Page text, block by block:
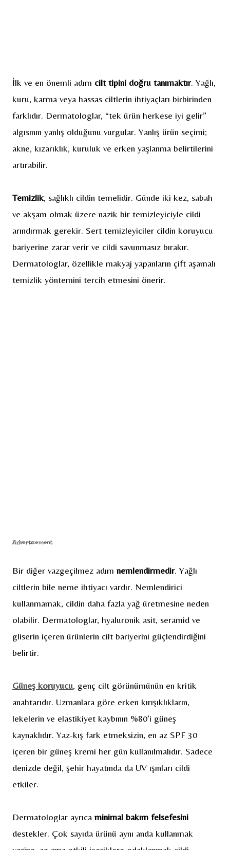
İlk ve en önemli adım cilt tipini doğru tanımaktır. Yağlı,
kuru, karma veya hassas ciltlerin ihtiyaçları birbirinden
farklıdır. Dermatologlar, “tek ürün herkese iyi gelir”
algısının yanlış olduğunu vurgular. Yanlış ürün seçimi;
akne, kızarıklık, kuruluk ve erken yaşlanma belirtilerini
artırabilir.
Temizlik, sağlıklı cildin temelidir. Günde iki kez, sabah
ve akşam olmak üzere nazik bir temizleyiciyle cildi
arındırmak gerekir. Sert temizleyiciler cildin koruyucu
bariyerine zarar verir ve cildi savunmasız bırakır.
Dermatologlar, özellikle makyaj yapanların çift aşamalı
temizlik yöntemini tercih etmesini önerir.
Advertisement
Bir diğer vazgeçilmez adım nemlendirmedir. Yağlı
ciltlerin bile neme ihtiyacı vardır. Nemlendirici
kullanmamak, cildin daha fazla yağ üretmesine neden
olabilir. Dermatologlar, hyaluronik asit, seramid ve
gliserin içeren ürünlerin cilt bariyerini güçlendirdiğini
belirtir.
Güneş koruyucu, genç cilt görünümünün en kritik
anahtarıdır. Uzmanlara göre erken kırışıklıkların,
lekelerin ve elastikiyet kaybının %80’i güneş
kaynaklıdır. Yaz-kış fark etmeksizin, en az SPF 30
içeren bir güneş kremi her gün kullanılmalıdır. Sadece
denizde değil, şehir hayatında da UV ışınları cildi
etkiler.
Dermatologlar ayrıca minimal bakım felsefesini
destekler. Çok sayıda ürünü aynı anda kullanmak